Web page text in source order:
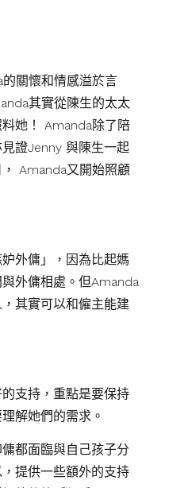
關懷和情感溢於言
其實從陳生的太太
她！ Amanda除了陪
證Jenny 與陳生一起
Amanda又開始照顧
外傭」，因為比起媽
外傭相處。但Amanda
其實可以和僱主能建
支持，重點是要保持
解她們的需求。
都面臨與自己孩子分
提供一些額外的支持